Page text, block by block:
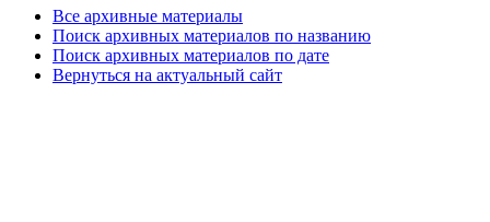
Все архивные материалы
Поиск архивных материалов по названию
Поиск архивных материалов по дате
Вернуться на актуальный сайт